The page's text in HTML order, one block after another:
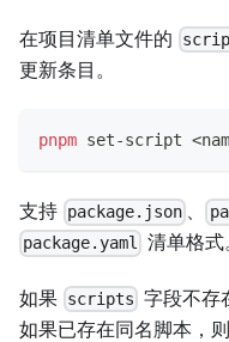
在项目清单文件的
更新条目。
pnpm set-script <
支持 package.json 、
package.yaml 清单格式
如果 scripts 字段不存
如果已存在同名脚本，则